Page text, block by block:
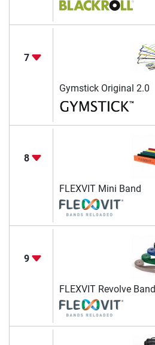
7
Gymstick Original 2.0
8
FLEXVIT Mini Band
9
FLEXVIT Revolve Band